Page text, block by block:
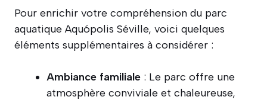
Pour enrichir votre compréhension du parc
aquatique Aquópolis Séville, voici quelques
éléments supplémentaires à considérer :
Ambiance familiale : Le parc offre une
atmosphère conviviale et chaleureuse,